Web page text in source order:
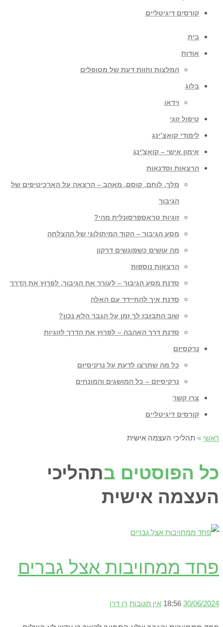
קורסים דיגיטליים
בית
אודות
המלצות וחוות דעת של מטופלים
בלוג
וידאו
טיפול זוגי
לימודי קואצ’ינג
אימון אישי – קואצ'ינג
הרצאות וסדנאות
מלך, לוחם, קוסם, מאהב – הרצאה על הארכיטיפים של
הגיבור
זוגיות טראספרסונלית מהי?
מסע הגיבור – הקוד המיתולוגי של ההצלחה
מה עושים כשפוגשים דרקון
הרצאות נוספות
סדנת מסע הגיבור – לעורר את הגיבור, לפרוץ את הדרך
סדנת איך להתיידד עם האלה
שוב התבזבז לך זמן על הגבר הלא נכון?
סדנת דרך האהבה – לפרוץ את הדרך לזוגיות
נרקסיזם
כל מה שתרצו לדעת על נרקיסיזם
נרקיסיזם – כל המושגים והמונחים
צרו קשר
קורסים דיגיטליים
ראשי » תהליכי העצמה אישית
כל הפוסטים בתהליכי
העצמה אישית
פחד ממחויבות אצל גברים
30/06/2024
18:56 אין תגובות רן דרן